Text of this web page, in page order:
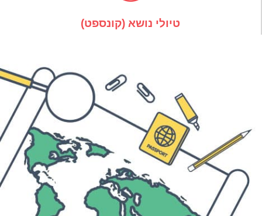
טיולי נושא (קונספט)